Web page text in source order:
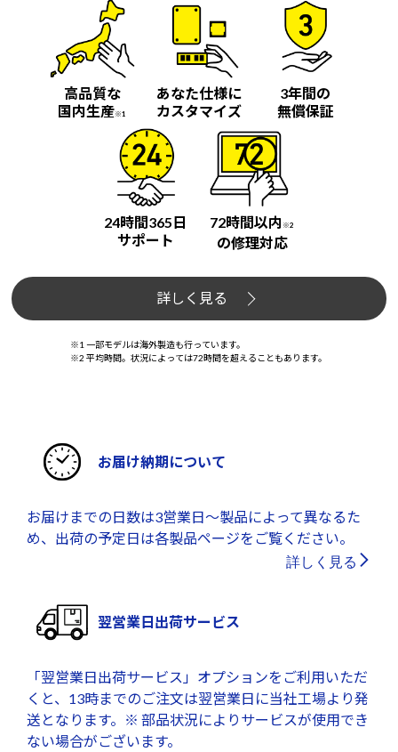
高品質な
国内生産※1
あなた仕様に
カスタマイズ
3年間の
無償保証
24時間365日
サポート
72時間以内 ※2
の修理対応
詳しく見る
※1 一部モデルは海外製造も行っています。
※2 平均時間。状況によっては72時間を超えることもあります。
お届け納期について
お届けまでの日数は3営業日～製品によって異なるた
め、出荷の予定日は各製品ページをご覧ください。
詳しく見る
翌営業日出荷サービス
「翌営業日出荷サービス」オプションをご利用いただ
くと、13時までのご注文は翌営業日に当社工場より発
送となります。※ 部品状況によりサービスが使用でき
ない場合がございます。